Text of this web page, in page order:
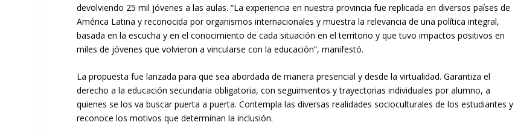
devolviendo 25 mil jóvenes a las aulas. “La experiencia en nuestra provincia fue replicada en diversos países de
América Latina y reconocida por organismos internacionales y muestra la relevancia de una política integral,
basada en la escucha y en el conocimiento de cada situación en el territorio y que tuvo impactos positivos en
miles de jóvenes que volvieron a vincularse con la educación”, manifestó.
La propuesta fue lanzada para que sea abordada de manera presencial y desde la virtualidad. Garantiza el
derecho a la educación secundaria obligatoria, con seguimientos y trayectorias individuales por alumno, a
quienes se los va buscar puerta a puerta. Contempla las diversas realidades socioculturales de los estudiantes y
reconoce los motivos que determinan la inclusión.